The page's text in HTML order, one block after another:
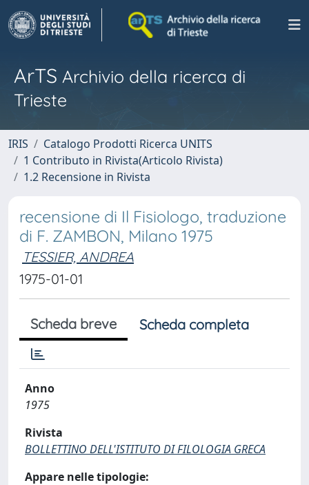
ArTS Archivio della ricerca di
Trieste
IRIS
Catalogo Prodotti Ricerca UNITS
1 Contributo in Rivista(Articolo Rivista)
1.2 Recensione in Rivista
recensione di Il Fisiologo, traduzione
di F. ZAMBON, Milano 1975
TESSIER, ANDREA
1975-01-01
Scheda breve Scheda completa
Anno
1975
Rivista
BOLLETTINO DELL'ISTITUTO DI FILOLOGIA GRECA
Appare nelle tipologie: